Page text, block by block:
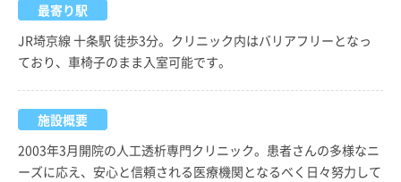
最寄り駅
JR埼京線 十条駅 徒歩3分。クリニック内はバリアフリーとなっ
ており、車椅子のまま入室可能です。
施設概要
2003年3月開院の人工透析専門クリニック。患者さんの多様なニ
ーズに応え、安心と信頼される医療機関となるべく日々努力して